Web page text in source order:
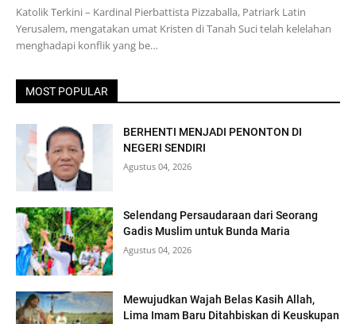
Katolik Terkini – Kardinal Pierbattista Pizzaballa, Patriark Latin
Yerusalem, mengatakan umat Kristen di Tanah Suci telah kelelahan
menghadapi konflik yang be…
MOST POPULAR
BERHENTI MENJADI PENONTON DI
NEGERI SENDIRI
Agustus 04, 2026
Selendang Persaudaraan dari Seorang
Gadis Muslim untuk Bunda Maria
Agustus 04, 2026
Mewujudkan Wajah Belas Kasih Allah,
Lima Imam Baru Ditahbiskan di Keuskupan